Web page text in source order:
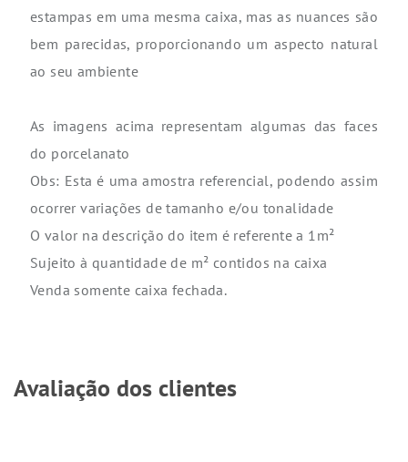
estampas em uma mesma caixa, mas as nuances são
bem parecidas, proporcionando um aspecto natural
ao seu ambiente
As imagens acima representam algumas das faces
do porcelanato
Obs: Esta é uma amostra referencial, podendo assim
ocorrer variações de tamanho e/ou tonalidade
O valor na descrição do item é referente a 1m²
Sujeito à quantidade de m² contidos na caixa
Venda somente caixa fechada.
Avaliação dos clientes